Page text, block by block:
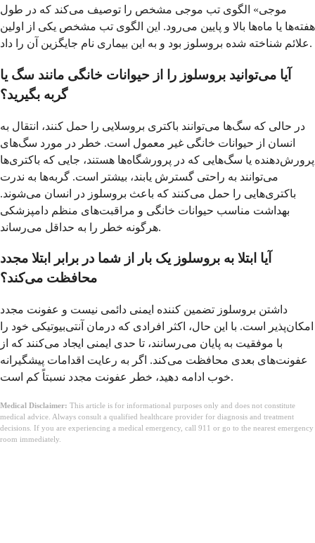
موجی» الگوی تب موجی مشخص را توصیف می‌کند که در طول
هفته‌ها یا ماه‌ها بالا و پایین می‌رود. این الگوی تب مشخص یکی از اولین
علائم شناخته شده بروسلوز بود و به این بیماری نام جایگزین آن را داد.
آیا می‌توانید بروسلوز را از حیوانات خانگی مانند سگ یا
گربه بگیرید؟
در حالی که سگ‌ها می‌توانند باکتری بروسلایی را حمل کنند، انتقال به
انسان از حیوانات خانگی غیر معمول است. خطر در مورد سگ‌های
پرورش‌دهنده یا سگ‌هایی که در پرورشگاه‌ها هستند، جایی که باکتری‌ها
می‌توانند به راحتی گسترش یابند، بیشتر است. گربه‌ها به ندرت
باکتری‌هایی را حمل می‌کنند که باعث بروسلوز در انسان می‌شوند.
بهداشت مناسب حیوانات خانگی و مراقبت‌های منظم دامپزشکی
هرگونه خطر را به حداقل می‌رساند.
آیا ابتلا به بروسلوز یک بار از شما در برابر ابتلا مجدد
محافظت می‌کند؟
داشتن بروسلوز تضمین کننده ایمنی دائمی نیست و عفونت مجدد
امکان‌پذیر است. با این حال، اکثر افرادی که درمان آنتی‌بیوتیکی خود را
با موفقیت به پایان می‌رسانند، تا حدی ایمنی ایجاد می‌کنند که از
عفونت‌های بعدی محافظت می‌کند. اگر به رعایت اقدامات پیشگیرانه
خوب ادامه دهید، خطر عفونت مجدد نسبتاً کم است.
Medical Disclaimer: This article is for informational purposes only and does not constitute
medical advice. Always consult a qualified healthcare provider for diagnosis and treatment
decisions. If you are experiencing a medical emergency, call 911 or go to the nearest emergency
room immediately.